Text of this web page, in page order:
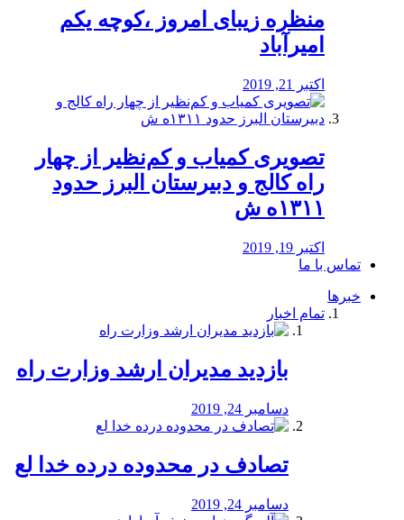
منظره‌‌ زیبای امروز ،کوچه یکم
امیرآباد
اکتبر 21, 2019
️تصویری کمیاب و کم‌نظیر از چهار
راه كالج و دبيرستان البرز حدود
۱۳۱۱ه ش
اکتبر 19, 2019
تماس با ما
خبرها
تمام اخبار
بازدید مدیران ارشد وزارت راه
دسامبر 24, 2019
تصادف در محدوده درده خدا لع
دسامبر 24, 2019